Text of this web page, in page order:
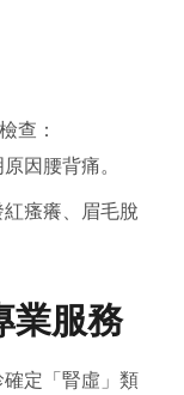
查：
因腰背痛。
瘙癢、眉毛脫
業服務
定「腎虛」類